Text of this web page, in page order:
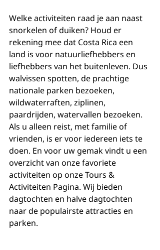
Welke activiteiten raad je aan naast
snorkelen of duiken? Houd er
rekening mee dat Costa Rica een
land is voor natuurliefhebbers en
liefhebbers van het buitenleven. Dus
walvissen spotten, de prachtige
nationale parken bezoeken,
wildwaterraften, ziplinen,
paardrijden, watervallen bezoeken.
Als u alleen reist, met familie of
vrienden, is er voor iedereen iets te
doen. En voor uw gemak vindt u een
overzicht van onze favoriete
activiteiten op onze Tours &
Activiteiten Pagina. Wij bieden
dagtochten en halve dagtochten
naar de populairste attracties en
parken.